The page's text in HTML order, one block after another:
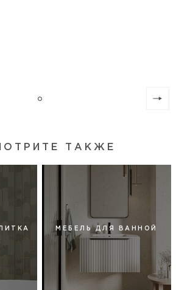
ТАКЖЕ
МЕБЕЛЬ ДЛЯ ВАННОЙ